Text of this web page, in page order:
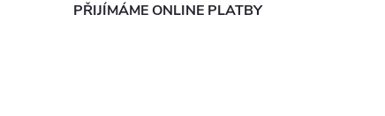
PŘIJÍMÁME ONLINE PLATBY